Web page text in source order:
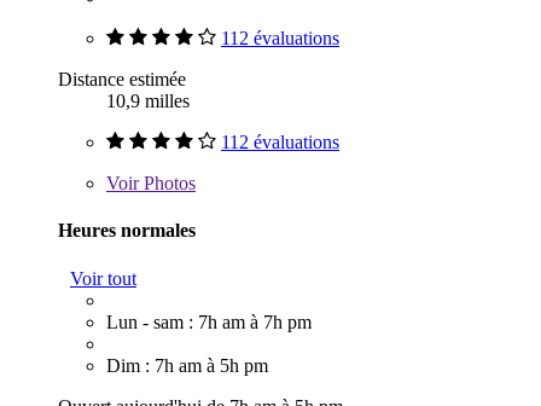
112 évaluations
Distance estimée
10,9 milles
112 évaluations
VoirPhotos
Heures normales
Voir tout
Lun - sam : 7h am à 7h pm
Dim : 7h am à 5h pm